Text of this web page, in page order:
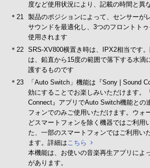
度など使用状況により、記載の時間と異
＊21
製品のポジションによって、センサーが
サウンドを最適化し、3つのフロントト
使用されます
＊22
SRS-XV800横置き時は、IPX2相当です
は、鉛直から15度の範囲で落下する水滴
護するものです
＊23
「Auto Switch」機能は『Sony | Sound
効にすることでお楽しみいただけます。
Connect』アプリでAuto Switch機能との
フォンでのみご使用いただけます。ウォ
どスマートフォンを除く機器ではご利用
た、一部のスマートフォンではご利用い
ます。詳細はこちら
本機能は、お使いの音楽再生アプリによ
があります。